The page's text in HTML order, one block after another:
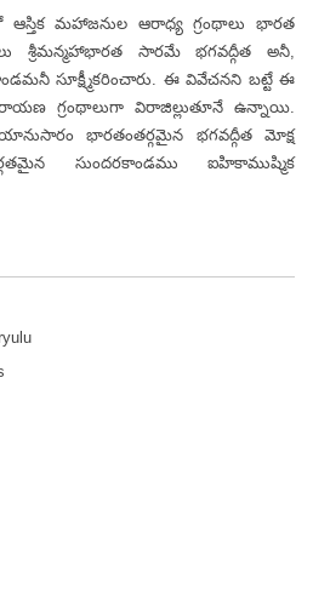
ఆరాధ్య గ్రంథాలు భారత
శ్రీమన్మహాభారత సారమే భగవద్గీత అనీ,
సూక్ష్మీకరించారు. ఈ వివేచనని బట్టే ఈ
గ్రంథాలుగా విరాజిల్లుతూనే ఉన్నాయి.
భారతంతర్గమైన భగవద్గీత మోక్ష
సుందరకాండము ఐహికాముష్మిక